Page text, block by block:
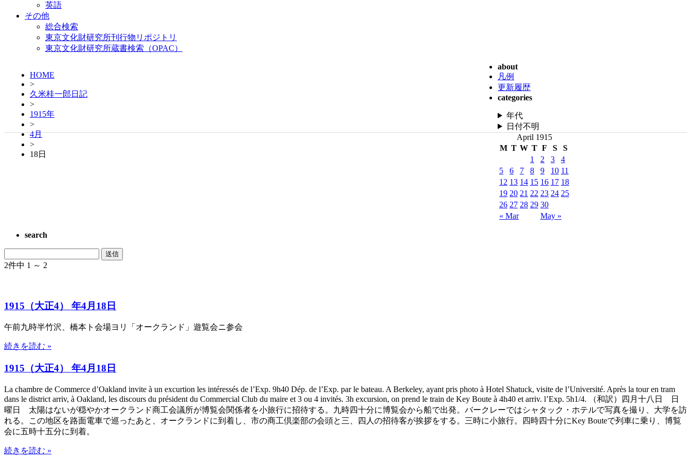
英語
その他
総合検索
東京文化財研究所刊行物リポジトリ
東京文化財研究所蔵書検索（OPAC）
HOME
>
久米桂一郎日記
>
1915年
>
4月
>
18日
about
凡例
更新履歴
categories
年代
日付不明
April 1915
M T W T F S S
« Mar May »
1 2 3
4
5
6 7 8 9 10 11
12 13 14 15 16 17 18
19 20 21 22 23 24 25
26 27 28 29 30
search
2件中 1 ～ 2
1915（大正4） 年4月18日
午前九時半竹沢、橋本ト会場ヨリ「オークランド」遊覧会ニ参会
続きを読む »
1915（大正4） 年4月18日
La chambre de Commerce d’Oakland invite à un excurtion les intéressés de l’Exp. 9h40 Dép. de l’Exp. par le bateau. A Berkeley, ayant pris photo à Hotel Shatuck, visite de l’Université. Après la tour en tram
dans le district arriv, à Oakland, les discours du président du Commercial Club du maire et 3 ou 4 invités. 3h excursion, on prend le train de Key Boute à 4h40 et arriv. l’Exp. 5h1/4. （和訳）四月十八日 日
曜日 太陽はないが穏やかオークランド商工会議所が博覧会関係者を小旅行に招待する。九時四十分に博覧会から船で出発。バークレーではシャタック・ホテルで写真を撮り、大学を訪
れる。この地区を路面電車で巡ったあと、オークランドに到着し、市の商工倶楽部の会頭と三、四人の招待客が挨拶をする。三時に小旅行。四時四十分にKey Bouteで列車に乗り、博覧
会に五時十五分に到着。
続きを読む »